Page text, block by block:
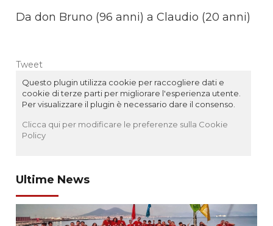
Da don Bruno (96 anni) a Claudio (20 anni)
Tweet
Questo plugin utilizza cookie per raccogliere dati e
cookie di terze parti per migliorare l'esperienza utente.
Per visualizzare il plugin è necessario dare il consenso.
Clicca qui per modificare le preferenze sulla Cookie
Policy
Ultime News